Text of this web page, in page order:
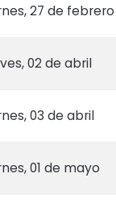
27 de febrero
02 de abril
03 de abril
01 de mayo